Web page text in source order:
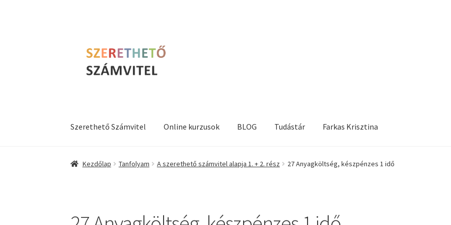
navigációhoz
tartalomba
Szerethető Számvitel Online kurzusok BLOG Tudástár Farkas Krisztina
Kezdőlap Tanfolyam A szerethető számvitel alapja 1. + 2. rész 27 Anyagköltség, készpénzes 1 idő